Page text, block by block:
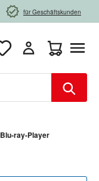
für Geschäftskunden
Blu-ray-Player